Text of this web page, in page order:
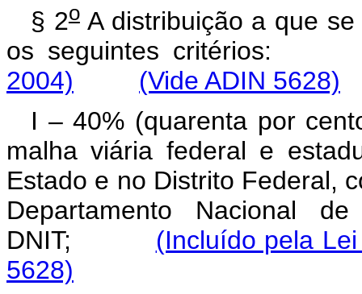
§ 2oA distribuição a que
os seguintes
2004)
(Vide ADIN 5628)
I – 40% (quarenta por
malha viária federal e
Estado e no Distrito Federal,
Departamento Nacional
DNIT; (Incluído pela
5628)